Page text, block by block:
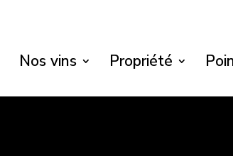
Nos vins Propriété